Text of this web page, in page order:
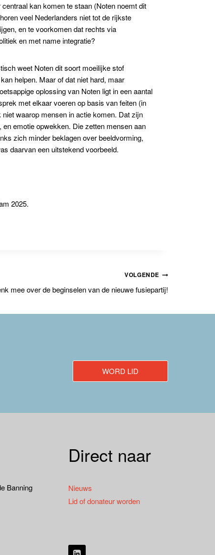
kan komen te staan (Noten noemt dit
veel Nederlanders niet tot de rijkste
en te voorkomen dat rechts via
en met name integratie?
weet Noten dit soort moeilijke stof
helpen. Maar of dat niet hard, maar
oplossing van Noten ligt in een aantal
met elkaar voeren op basis van feiten (in
niet waarop mensen in actie komen. Dat zijn
en emotie opwekken. Die zetten mensen aan
zich minder beklagen over beeldvorming,
daarvan een uitstekend voorbeeld.
2025.
VOLGENDE
mee over de beginselen van de nieuwe fusiepartij!
WORD LID
Banning
Direct naar
Nieuws
Lid of donateur worden